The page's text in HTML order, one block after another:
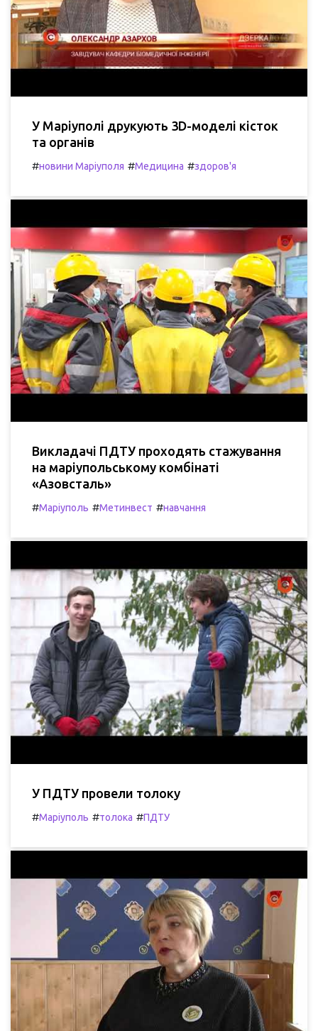
У Маріуполі друкують 3D-моделі кісток
та органів
#новини Маріуполя #Медицина #здоров'я
Викладачі ПДТУ проходять стажування
на маріупольському комбінаті
«Азовсталь»
#Маріуполь #Метинвест #навчання
У ПДТУ провели толоку
#Маріуполь #толока #ПДТУ